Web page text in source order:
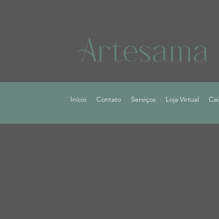
Início Contato Serviços Loja Virtual